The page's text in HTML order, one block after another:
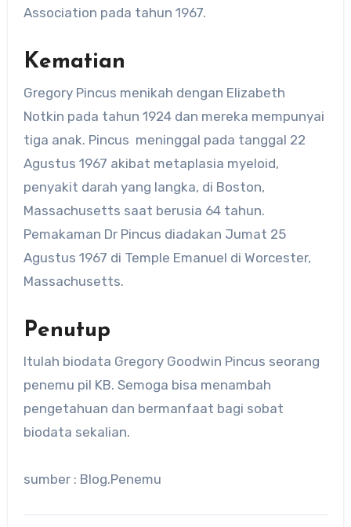
Association pada tahun 1967.
Kematian
Gregory Pincus menikah dengan Elizabeth
Notkin pada tahun 1924 dan mereka mempunyai
tiga anak. Pincus meninggal pada tanggal 22
Agustus 1967 akibat metaplasia myeloid,
penyakit darah yang langka, di Boston,
Massachusetts saat berusia 64 tahun.
Pemakaman Dr Pincus diadakan Jumat 25
Agustus 1967 di Temple Emanuel di Worcester,
Massachusetts.
Penutup
Itulah biodata Gregory Goodwin Pincus seorang
penemu pil KB. Semoga bisa menambah
pengetahuan dan bermanfaat bagi sobat
biodata sekalian.
sumber : Blog.Penemu